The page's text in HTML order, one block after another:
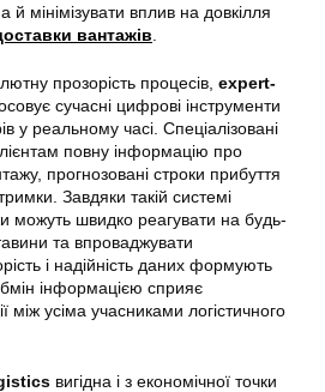
а й мінімізувати вплив на довкілля
вантажів
прозорість процесів, expert-
сучасні цифрові інструменти
у реальному часі. Спеціалізовані
повну інформацію про
прогнозовані строки прибуття
Завдяки такій системі
можуть швидко реагувати на будь-
та впроваджувати
і надійність даних формують
інформацією сприяє
між усіма учасниками логістичного
вигідна і з економічної точки